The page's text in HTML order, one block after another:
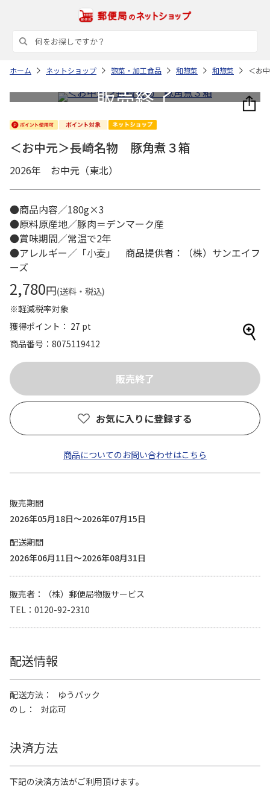
ホーム ネットショップ 惣菜・加工食品 和惣菜 和惣菜 ＜お
＜お中元＞長崎名物 豚角煮３箱
2026年 お中元（東北）
●商品内容／180g×3
●原料原産地／豚肉＝デンマーク産
●賞味期間／常温で2年
●アレルギー／「小麦」 商品提供者：（株）サンエイフ
ーズ
2,780円(送料・税込)
※軽減税率対象
獲得ポイント： 27 pt
商品番号
8075119412
お気に入りに登録する
商品についてのお問い合わせはこちら
販売期間
2026年05月18日～2026年07月15日
配送期間
2026年06月11日～2026年08月31日
販売者
（株）郵便局物販サービス
TEL
0120-92-2310
配送情報
配送方法
ゆうパック
のし
対応可
決済方法
下記の決済方法がご利用頂けます。